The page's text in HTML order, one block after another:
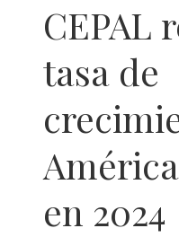
CEPAL
tasa de
en 2024